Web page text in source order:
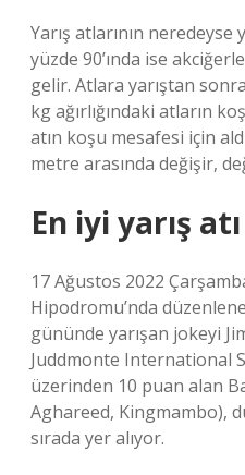
Yarış atlarının neredeyse
yüzde 90’ında ise
gelir. Atlara yarıştan
kg ağırlığındaki atların
atın koşu mesafesi için
metre arasında değişir,
En iyi yarış
17 Ağustos 2022
Hipodromu’nda
gününde yarışan jokeyi
Juddmonte International
üzerinden 10 puan alan
Aghareed, Kingmambo),
sırada yer alıyor.